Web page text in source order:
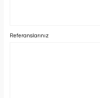
Referanslarınız